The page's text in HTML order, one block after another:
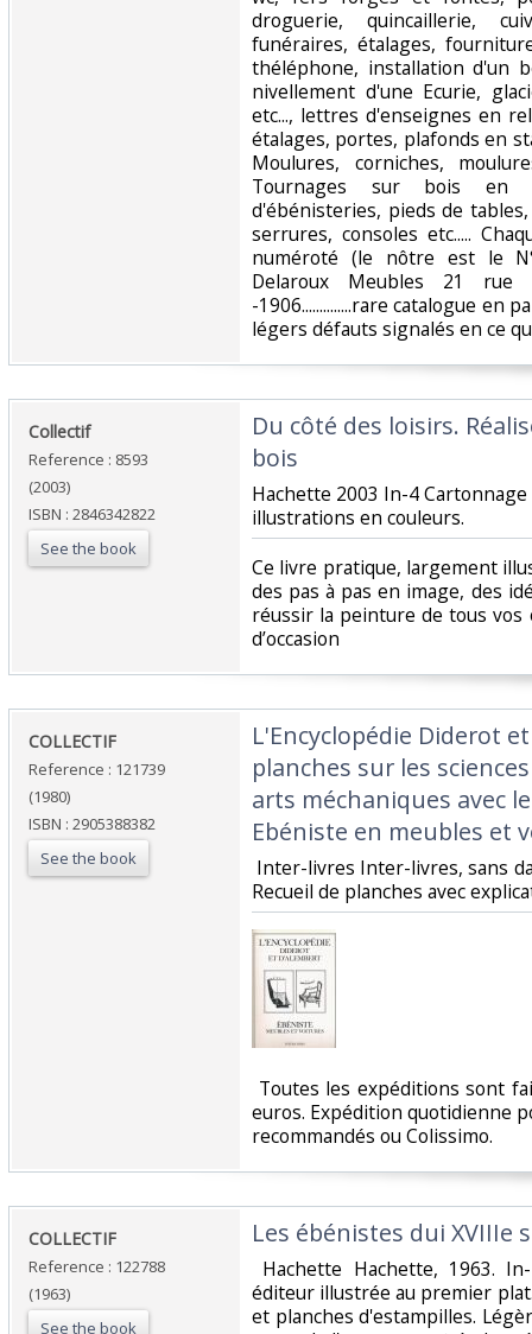
droguerie, quincaillerie,
funéraires, étalages,
théléphone, installation d'un
nivellement d'une Ecurie,
etc..., lettres d'enseignes en
étalages, portes, plafonds en
Moulures, corniches,
Tournages sur bois en
d'ébénisteries, pieds de
serrures, consoles etc.....
numéroté (le nôtre est le
Delaroux Meubles 21 rue
-1906..............rare catalogue
légers défauts signalés en ce
‎Collectif‎
Reference : 8593
(2003)
ISBN : 2846342822
See the book
‎Du côté des loisirs.
bois‎
‎Hachette 2003 In-4
illustrations en couleurs. ‎
‎Ce livre pratique, largement
des pas à pas en image, des
réussir la peinture de tous
d’occasion ‎
‎COLLECTIF‎
Reference : 121739
(1980)
ISBN : 2905388382
See the book
‎L'Encyclopédie Diderot
planches sur les
arts méchaniques avec
Ebéniste en meubles et
Inter-livres Inter-livres, sans
Recueil de planches avec
Toutes les expéditions sont
euros. Expédition quotidienne
recommandés ou Colissimo. ‎
‎COLLECTIF‎
Reference : 122788
(1963)
See the book
‎Les ébénistes dui XVIIIe
Hachette Hachette, 1963.
éditeur illustrée au premier
et planches d'estampilles.